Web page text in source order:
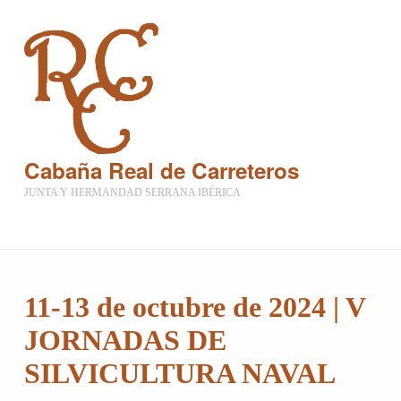
Cabaña Real de Carreteros
JUNTA Y HERMANDAD SERRANA IBÉRICA
11-13 de octubre de 2024 | V
JORNADAS DE
SILVICULTURA NAVAL